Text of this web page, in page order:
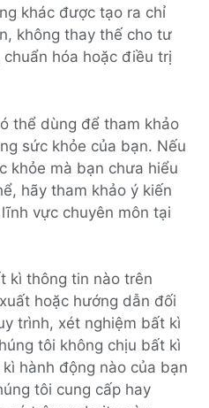
khác được tạo ra chỉ
không thay thế cho tư
hóa hoặc điều trị
thể dùng để tham khảo
sức khỏe của bạn. Nếu
khỏe mà bạn chưa hiểu
hãy tham khảo ý kiến
vực chuyên môn tại
kì thông tin nào trên
hoặc hướng dẫn đối
trình, xét nghiệm bất kì
tôi không chịu bất kì
hành động nào của bạn
tôi cung cấp hay